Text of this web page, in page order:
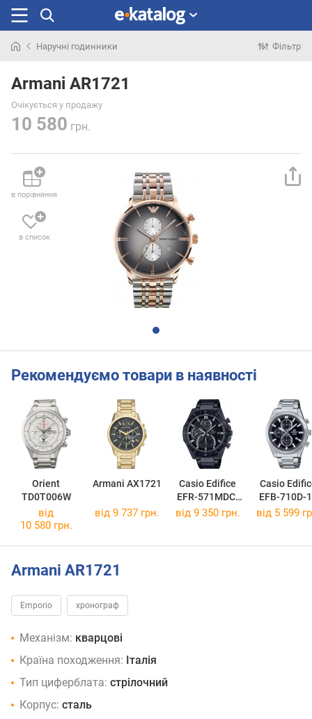
раніше
Наручні годинники Фільтр
Armani AR1721
Очікується у продажу
10 580 грн.
в порівняння
в список
Рекомендуємо товари в наявності
Orient
TD0T006W
Armani AX1721
Casio Edifice
EFR-571MDC-
1A
Casio
EFB-710D-
від
10 580 грн.
від 9 737 грн. від 9 350 грн. від 5 599
Armani AR1721
Emporio хронограф
Механізм: кварцові
Країна походження: Італія
Тип циферблата: стрілочний
Корпус: сталь